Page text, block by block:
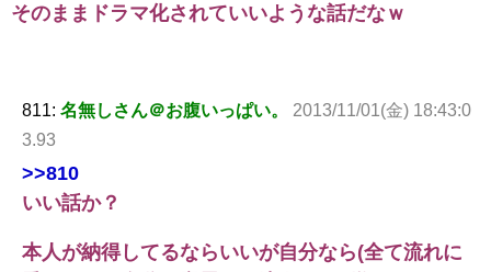
そのままドラマ化されていいような話だなｗ
811: 名無しさん＠お腹いっぱい。
2013/11/01(金) 18:43:0
3.93
>>810
いい話か？
本人が納得してるならいいが自分なら(全て流れに